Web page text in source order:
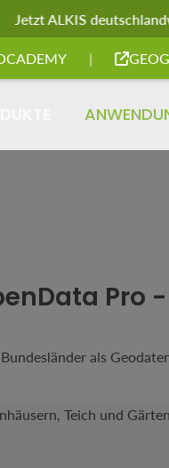
Jetzt ALKIS
|
Pro
als